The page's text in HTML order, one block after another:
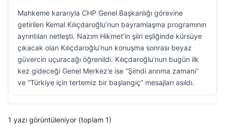
Mahkeme kararıyla CHP Genel Başkanlığı görevine
getirilen Kemal Kılıçdaroğlu’nun bayramlaşma programının
ayrıntıları netleşti. Nazım Hikmet’in şiiri eşliğinde kürsüye
çıkacak olan Kılıçdaroğlu’nun konuşma sonrası beyaz
güvercin uçuracağı öğrenildi. Kılıçdaroğlu’nun bugün ilk
kez gideceği Genel Merkez’e ise “Şimdi arınma zamanı”
ve “Türkiye için tertemiz bir başlangıç” mesajları asıldı.
1 yazı görüntüleniyor (toplam 1)